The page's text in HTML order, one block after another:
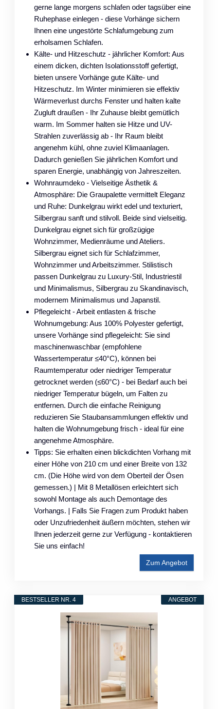
gerne lange morgens schlafen oder tagsüber eine
Ruhephase einlegen - diese Vorhänge sichern
Ihnen eine ungestörte Schlafumgebung zum
erholsamen Schlafen.
Kälte- und Hitzeschutz - jährlicher Komfort: Aus
einem dicken, dichten Isolationsstoff gefertigt,
bieten unsere Vorhänge gute Kälte- und
Hitzeschutz. Im Winter minimieren sie effektiv
Wärmeverlust durchs Fenster und halten kalte
Zugluft draußen - Ihr Zuhause bleibt gemütlich
warm. Im Sommer halten sie Hitze und UV-
Strahlen zuverlässig ab - Ihr Raum bleibt
angenehm kühl, ohne zuviel Klimaanlagen.
Dadurch genießen Sie jährlichen Komfort und
sparen Energie, unabhängig von Jahreszeiten.
Wohnraumdeko - Vielseitige Ästhetik &
Atmosphäre: Die Graupalette vermittelt Eleganz
und Ruhe: Dunkelgrau wirkt edel und texturiert,
Silbergrau sanft und stilvoll. Beide sind vielseitig.
Dunkelgrau eignet sich für großzügige
Wohnzimmer, Medienräume und Ateliers.
Silbergrau eignet sich für Schlafzimmer,
Wohnzimmer und Arbeitszimmer. Stilistisch
passen Dunkelgrau zu Luxury-Stil, Industriestil
und Minimalismus, Silbergrau zu Skandinavisch,
modernem Minimalismus und Japanstil.
Pflegeleicht - Arbeit entlasten & frische
Wohnumgebung: Aus 100% Polyester gefertigt,
unsere Vorhänge sind pflegeleicht: Sie sind
maschinenwaschbar (empfohlene
Wassertemperatur ≤40°C), können bei
Raumtemperatur oder niedriger Temperatur
getrocknet werden (≤60°C) - bei Bedarf auch bei
niedriger Temperatur bügeln, um Falten zu
entfernen. Durch die einfache Reinigung
reduzieren Sie Staubansammlungen effektiv und
halten die Wohnumgebung frisch - ideal für eine
angenehme Atmosphäre.
Tipps: Sie erhalten einen blickdichten Vorhang mit
einer Höhe von 210 cm und einer Breite von 132
cm. (Die Höhe wird von dem Oberteil der Ösen
gemessen.) | Mit 8 Metallösen erleichtert sich
sowohl Montage als auch Demontage des
Vorhangs. | Falls Sie Fragen zum Produkt haben
oder Unzufriedenheit äußern möchten, stehen wir
Ihnen jederzeit gerne zur Verfügung - kontaktieren
Sie uns einfach!
Zum Angebot
ANGEBOT
BESTSELLER NR. 4